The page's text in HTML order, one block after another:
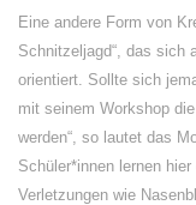
Eine andere Form von
Schnitzeljagd“, das sich
orientiert. Sollte sich
mit seinem Workshop
werden“, so lautet das
Schüler*innen lernen
Verletzungen wie